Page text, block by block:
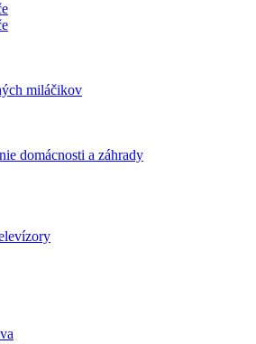
miláčikov
domácnosti a záhrady